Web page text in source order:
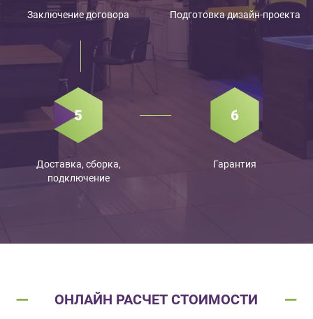
Подготовка дизайн-проекта
Заключение договора
Доставка, сборка,
подключение
Гарантия
ОНЛАЙН РАСЧЕТ СТОИМОСТИ